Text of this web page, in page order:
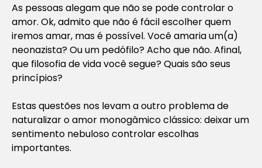
As pessoas alegam que não se pode controlar o
amor. Ok, admito que não é fácil escolher quem
iremos amar, mas é possível. Você amaria um(a)
neonazista? Ou um pedófilo? Acho que não. Afinal,
que filosofia de vida você segue? Quais são seus
princípios?
Estas questões nos levam a outro problema de
naturalizar o amor monogâmico clássico: deixar um
sentimento nebuloso controlar escolhas
importantes.